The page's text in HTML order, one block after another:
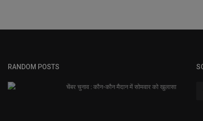
RANDOM POSTS
चेंबर चुनाव : कौन-कौन मैदान में सोमवार को खुलासा